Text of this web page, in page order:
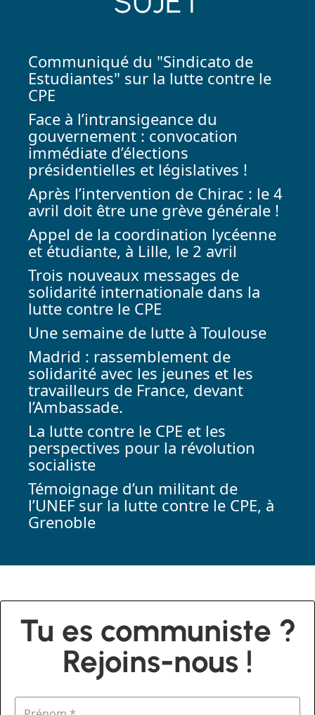
Communiqué du "Sindicato de
Estudiantes" sur la lutte contre le
CPE
Face à l’intransigeance du
gouvernement : convocation
immédiate d’élections
présidentielles et législatives !
Après l’intervention de Chirac : le 4
avril doit être une grève générale !
Appel de la coordination lycéenne
et étudiante, à Lille, le 2 avril
Trois nouveaux messages de
solidarité internationale dans la
lutte contre le CPE
Une semaine de lutte à Toulouse
Madrid : rassemblement de
solidarité avec les jeunes et les
travailleurs de France, devant
l’Ambassade.
La lutte contre le CPE et les
perspectives pour la révolution
socialiste
Témoignage d’un militant de
l’UNEF sur la lutte contre le CPE, à
Grenoble
Tu es communiste ?
Rejoins-nous !